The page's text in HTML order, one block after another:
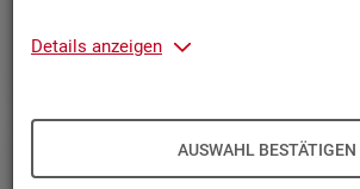
Details anzeigen
AUSWAHL BESTÄTIGEN
Beschäftigungsverhältnis